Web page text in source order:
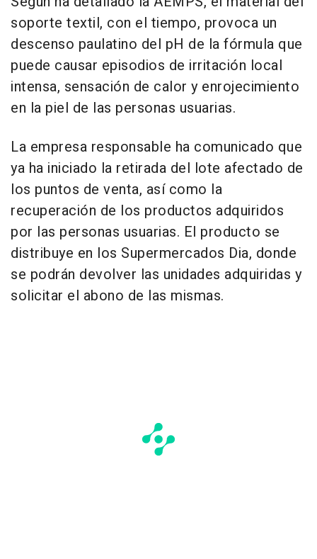
soporte textil, con el tiempo, provoca un
descenso paulatino del pH de la fórmula que
puede causar episodios de irritación local
intensa, sensación de calor y enrojecimiento
en la piel de las personas usuarias.
La empresa responsable ha comunicado que
ya ha iniciado la retirada del lote afectado de
los puntos de venta, así como la
recuperación de los productos adquiridos
por las personas usuarias. El producto se
distribuye en los Supermercados Dia, donde
se podrán devolver las unidades adquiridas y
solicitar el abono de las mismas.